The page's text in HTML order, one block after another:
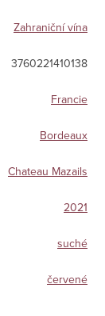
Zahraniční vína
3760221410138
Francie
Bordeaux
Chateau Mazails
2021
suché
červené